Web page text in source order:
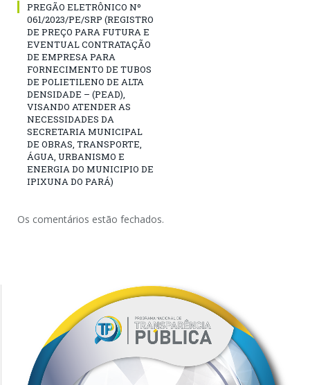
PREGÃO ELETRÔNICO Nº
061/2023/PE/SRP (REGISTRO
DE PREÇO PARA FUTURA E
EVENTUAL CONTRATAÇÃO
DE EMPRESA PARA
FORNECIMENTO DE TUBOS
DE POLIETILENO DE ALTA
DENSIDADE – (PEAD),
VISANDO ATENDER AS
NECESSIDADES DA
SECRETARIA MUNICIPAL
DE OBRAS, TRANSPORTE,
ÁGUA, URBANISMO E
ENERGIA DO MUNICIPIO DE
IPIXUNA DO PARÁ)
Os comentários estão fechados.